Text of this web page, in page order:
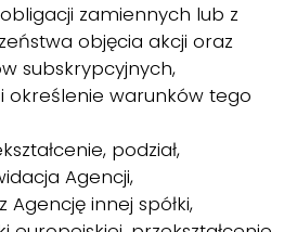
zamiennych lub z
objęcia akcji oraz
subskrypcyjnych,
określenie warunków tego
podział,
Agencji,
Agencję innej spółki,